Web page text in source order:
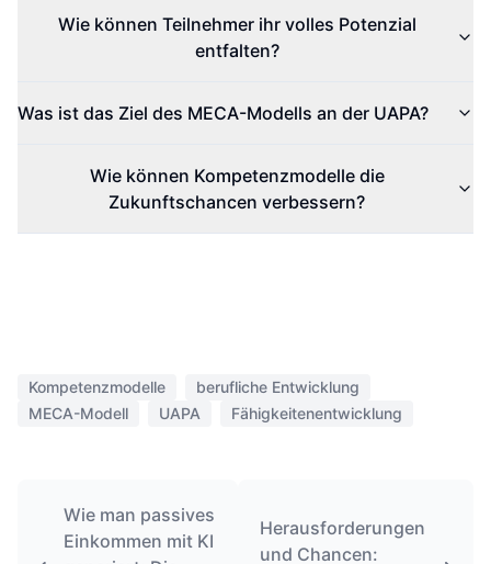
Wie können Teilnehmer ihr volles Potenzial
entfalten?
Was ist das Ziel des MECA-Modells an der UAPA?
Wie können Kompetenzmodelle die
Zukunftschancen verbessern?
Kompetenzmodelle
berufliche Entwicklung
MECA-Modell
UAPA Fähigkeitenentwicklung
Wie man passives
Einkommen mit KI
Herausforderungen
und Chancen: